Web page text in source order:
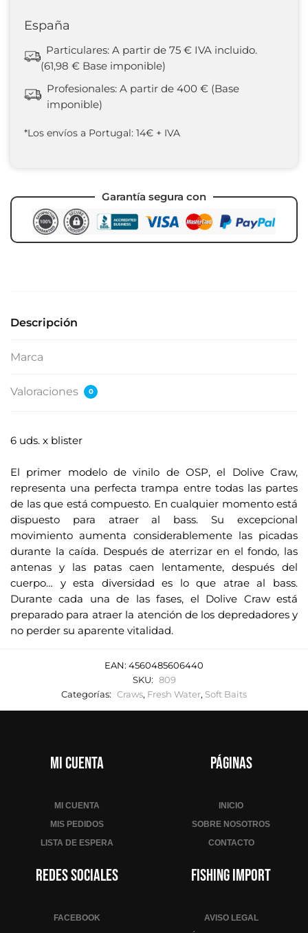
España
Particulares: A partir de 75 € IVA incluido.
(61,98 € Base imponible)
Profesionales: A partir de 400 € (Base
imponible)
*Los envíos a Portugal: 14€ + IVA
Garantía segura con
Descripción
Marca
Valoraciones 0
6 uds. x blister
El primer modelo de vinilo de OSP, el Dolive Craw,
representa una perfecta trampa entre todas las partes
de las que está compuesto. En cualquier momento está
dispuesto para atraer al bass. Su excepcional
movimiento aumenta considerablemente las picadas
durante la caída. Después de aterrizar en el fondo, las
antenas y las patas caen lentamente, después del
cuerpo… y esta diversidad es lo que atrae al bass.
Durante cada una de las fases, el Dolive Craw está
preparado para atraer la atención de los depredadores y
no perder su aparente vitalidad.
EAN: 4560485606440
SKU: 809
Categorías: Craws, Fresh Water, Soft Baits
Mi cuenta
MI CUENTA
MIS PEDIDOS
LISTA DE ESPERA
Páginas
INICIO
SOBRE NOSOTROS
CONTACTO
Redes sociales
FACEBOOK
Fishing Import
AVISO LEGAL